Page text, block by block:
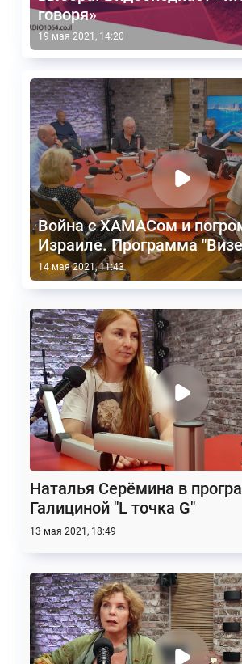
говоря»
19 мая 2021, 14:20
Война с ХАМАСом и
Израиле. Программа
14 мая 2021, 11:43
Наталья Серёмина в
Галициной "L точка G"
13 мая 2021, 18:49